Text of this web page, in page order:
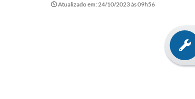
Atualizado em: 24/10/2023 às 09h56